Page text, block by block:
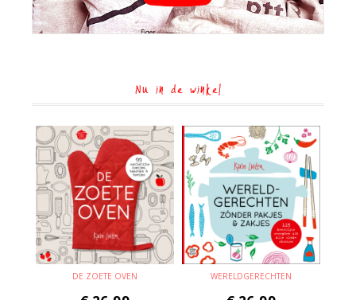
Nu in de winkel
DE ZOETE OVEN WERELDGERECHTEN